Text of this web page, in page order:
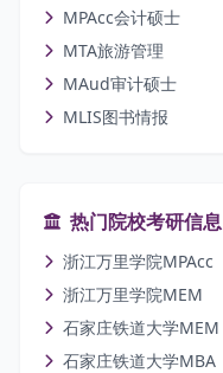
MPAcc会计硕士
MTA旅游管理
MAud审计硕士
MLIS图书情报
热门院校考研信息
浙江万里学院MPAcc
浙江万里学院MEM
石家庄铁道大学MEM
石家庄铁道大学MBA